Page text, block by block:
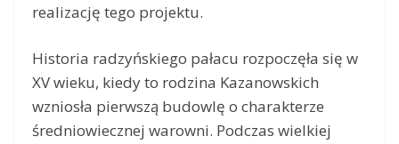
realizację tego projektu.
Historia radzyńskiego pałacu rozpoczęła się w
XV wieku, kiedy to rodzina Kazanowskich
wzniosła pierwszą budowlę o charakterze
średniowiecznej warowni. Podczas wielkiej